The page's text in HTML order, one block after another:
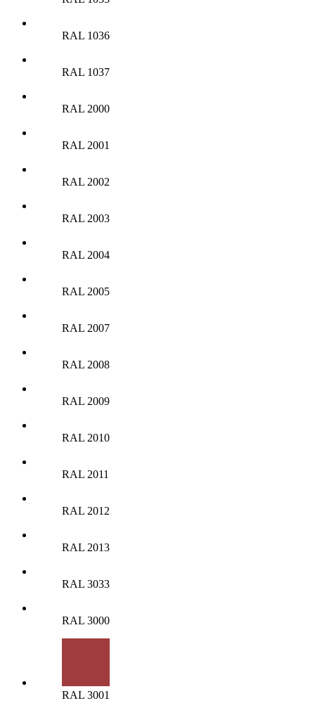
RAL 1036
RAL 1037
RAL 2000
RAL 2001
RAL 2002
RAL 2003
RAL 2004
RAL 2005
RAL 2007
RAL 2008
RAL 2009
RAL 2010
RAL 2011
RAL 2012
RAL 2013
RAL 3033
RAL 3000
RAL 3001